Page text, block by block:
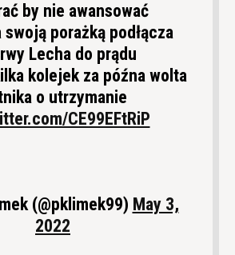
by nie awansować
swoją porażką podłącza
Lecha do prądu
kolejek za późna wolta
o utrzymanie
CE99EFtRiP
(@pklimek99) May 3,
2022